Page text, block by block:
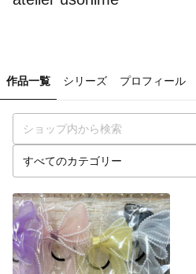
作品一覧 シリーズ プロフィール